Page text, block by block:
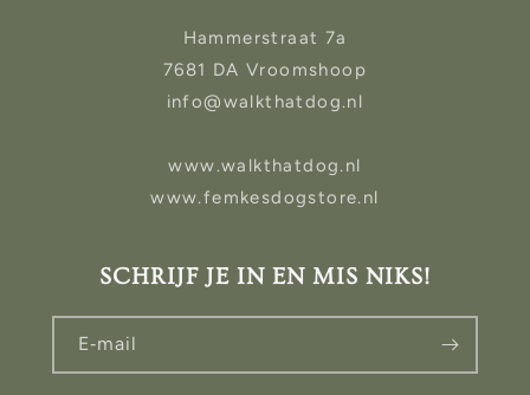
Hammerstraat 7a
7681 DA Vroomshoop
info@walkthatdog.nl
www.walkthatdog.nl
www.femkesdogstore.nl
SCHRIJF JE IN EN MIS NIKS!
E‑mail